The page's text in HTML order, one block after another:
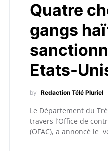
Quatre
gangs
Etats-
by Redaction Télé Pluriel
Le Département du
travers l’Office de
(OFAC), a annoncé le